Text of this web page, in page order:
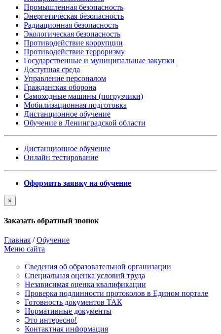
Промышленная безопасность
Энергетическая безопасность
Радиационная безопасность
Экологическая безопасность
Противодействие коррупции
Противодействие терроризму
Государственные и муниципальные закупки
Доступная среда
Управление персоналом
Гражданская оборона
Самоходные машины (погрузчики)
Мобилизационная подготовка
Дистанционное обучение
Обучение в Ленинградской области
Дистанционное обучение
Онлайн тестирование
Оформить заявку на обучение
×
Заказать обратный звонок
Главная /Обучение
Меню сайта
Сведения об образовательной организации
Cпециальная оценка условий труда
Независимая оценка квалификации
Проверка подлинности протоколов в Едином портале
Готовность документов ТАК
Нормативные документы
Это интересно!
Контактная информация